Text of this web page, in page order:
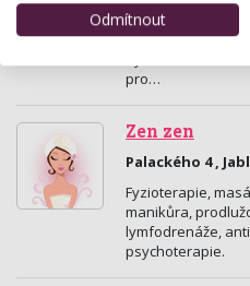
Toužíte po místě,
zapomenout na
pro…
Zen zen
Palackého 4 ,
Fyzioterapie,
manikůra,
lymfodrenáže,
psychoterapie.
Odmítnout